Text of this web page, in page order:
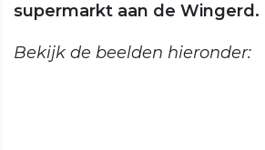
supermarkt aan de Wingerd.
Bekijk de beelden hieronder: